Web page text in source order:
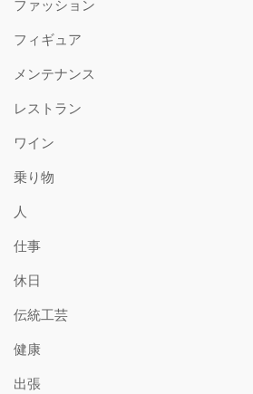
ファッション
フィギュア
メンテナンス
レストラン
ワイン
乗り物
人
仕事
休日
伝統工芸
健康
出張